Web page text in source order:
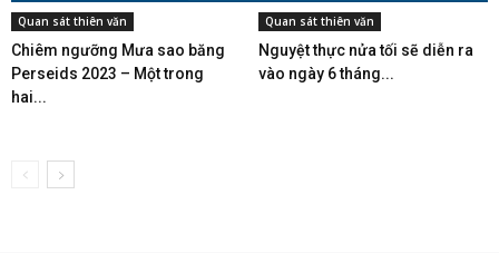
Quan sát thiên văn
Chiêm ngưỡng Mưa sao băng
Perseids 2023 – Một trong
hai...
Quan sát thiên văn
Nguyệt thực nửa tối sẽ diễn ra
vào ngày 6 tháng...